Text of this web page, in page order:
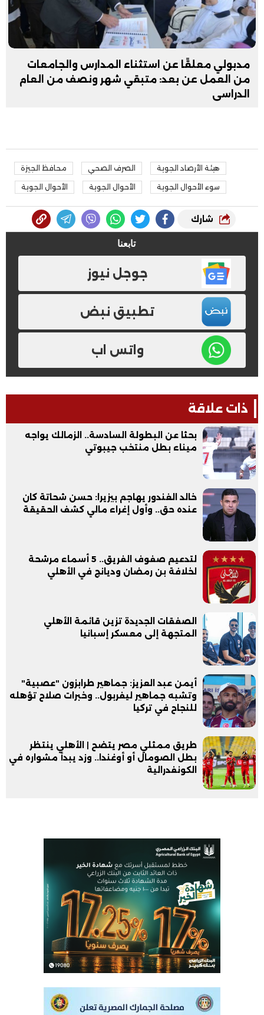
مدبولي معلقًا عن استثناء المدارس والجامعات
من العمل عن بعد: متبقي شهر ونصف من العام
الدراسي
هيئة الأرصاد الجوية الصرف الصحي محافظ الجيزة
سوء الأحوال الجوية الأحوال الجوية الأحوال الجوية
شارك
تابعنا
جوجل نيوز
تطبيق نبض
واتس اب
ذات علاقة
بحثا عن البطولة السادسة.. الزمالك يواجه
ميناء بطل منتخب جيبوتي
خالد الغندور يهاجم بيزيرا: حسن شحاتة كان
عنده حق.. وأول إغراء مالي كشف الحقيقة
لتدعيم صفوف الفريق.. 5 أسماء مرشحة
لخلافة بن رمضان وديانج في الأهلي
الصفقات الجديدة تزين قائمة الأهلي
المتجهة إلى معسكر إسبانيا
أيمن عبد العزيز: جماهير طرابزون "عصبية"
وتشبه جماهير ليفربول.. وخبرات صلاح تؤهله
للنجاح في تركيا
طريق ممثلي مصر يتضح | الأهلي ينتظر
بطل الصومال أو أوغندا.. وزد يبدأ مشواره في
الكونفدرالية